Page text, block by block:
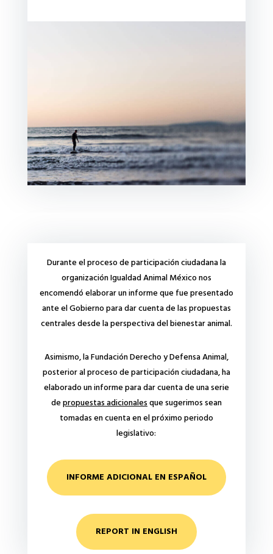
Durante el proceso de participación ciudadana la
organización Igualdad Animal México nos
encomendó elaborar un informe que fue presentado
ante el Gobierno para dar cuenta de las propuestas
centrales desde la perspectiva del bienestar animal.
Asimismo, la Fundación Derecho y Defensa Animal,
posterior al proceso de participación ciudadana, ha
elaborado un informe para dar cuenta de una serie
depropuestas adicionalesque sugerimos sean
tomadas en cuenta en el próximo periodo
legislativo:
INFORME ADICIONAL EN ESPAÑOL
REPORT IN ENGLISH